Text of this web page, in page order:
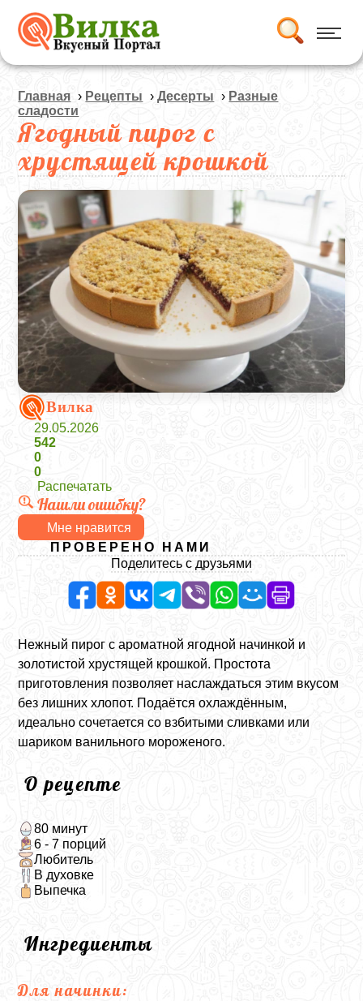
Главная › Рецепты ›Десерты › Разные
сладости
Ягодный пирог с
хрустящей крошкой
Вилка
29.05.2026
542
0
0
Распечатать
Нашли ошибку?
Мне нравится
ПРОВЕРЕНО НАМИ
Поделитесь с друзьями
Нежный пирог с ароматной ягодной начинкой и
золотистой хрустящей крошкой. Простота
приготовления позволяет наслаждаться этим вкусом
без лишних хлопот. Подаётся охлаждённым,
идеально сочетается со взбитыми сливками или
шариком ванильного мороженого.
О рецепте
80 минут
6 - 7 порций
Любитель
В духовке
Выпечка
Ингредиенты
Для начинки: